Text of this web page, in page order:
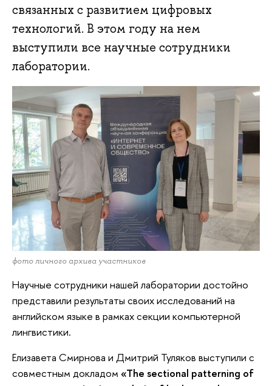
связанных с развитием цифровых
технологий. В этом году на нем
выступили все научные сотрудники
лаборатории.
фото личного архива участников
Научные сотрудники нашей лаборатории достойно
представили результаты своих исследований на
английском языке в рамках секции компьютерной
лингвистики.
Елизавета Смирнова и Дмитрий Туляков выступили с
совместным докладом «The sectional patterning of